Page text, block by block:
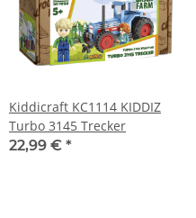
Kiddicraft KC1114 KIDDIZ
Turbo 3145 Trecker
22,99 € *